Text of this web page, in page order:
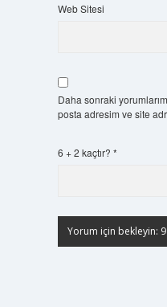
Web Sitesi
Daha sonraki
posta adresim ve site
6 + 2 kaçtır? *